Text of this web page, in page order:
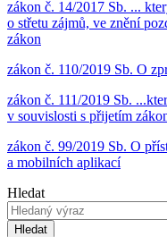
zákon č. 14/2017 Sb. ...
o střetu zájmů, ve znění
zákon
zákon č. 110/2019 Sb. O
zákon č. 111/2019 Sb.
v souvislosti s přijetím
zákon č. 99/2019 Sb. O
a mobilních aplikací
Hledat
Hledat